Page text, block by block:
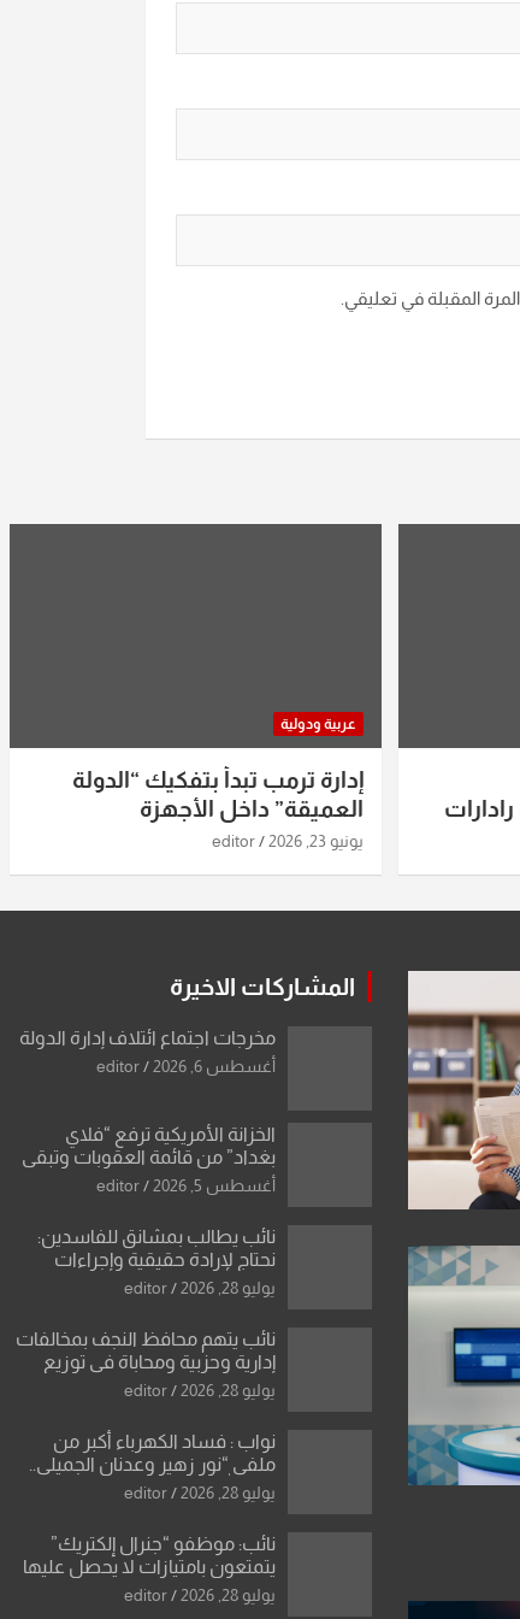
المقبلة في تعليقي.
عربية ودولية
إدارة ترمب تبدأ بتفكيك “الدولة
العميقة” داخل الأجهزة
الاستخباراتية
يونيو 23, 2026 editor
المشاركات الاخيرة
مخرجات اجتماع ائتلاف إدارة الدولة
أغسطس 6, 2026 editor
الخزانة الأمريكية ترفع “فلاي
بغداد” من قائمة العقوبات وتبقي
اسم مالكها مدرجا
أغسطس 5, 2026 editor
نائب يطالب بمشانق للفاسدين:
نحتاج لإرادة حقيقية وإجراءات
رادعة تمنع استمرار الاعتداء على
يوليو 28, 2026 editor
نائب يتهم محافظ النجف بمخالفات
إدارية وحزبية ومحاباة في توزيع
الأراضي
يوليو 28, 2026 editor
نواب : فساد الكهرباء أكبر من
ملفي “نور زهير وعدنان الجميلي..
نصر الله يكشف فروقات صادمة
يوليو 28, 2026 editor
نائب: موظفو “جنرال إلكتريك”
يتمتعون بامتيازات لا يحصل عليها
رئيس الوزراء ان الشركة تنظر
يوليو 28, 2026 editor